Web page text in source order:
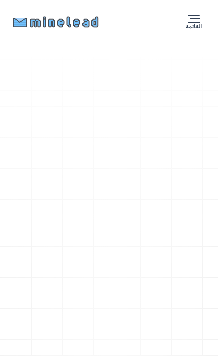
القائمة